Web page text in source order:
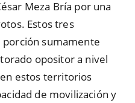
Meza Bría por una
Estos tres
sumamente
opositor a nivel
estos territorios
de movilización y